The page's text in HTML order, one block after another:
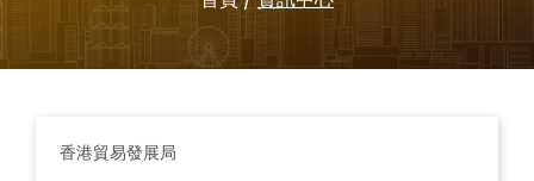
香港貿易發展局